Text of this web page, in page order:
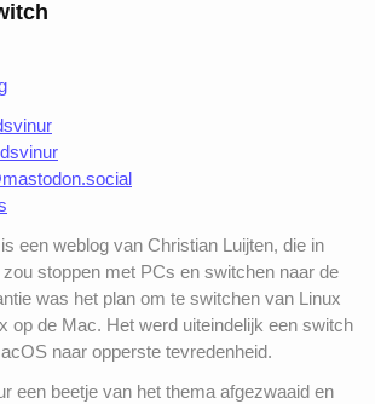
is een weblog van Christian Luijten, die in
zou stoppen met PCs en switchen naar de
was het plan om te switchen van Linux
op de Mac. Het werd uiteindelijk een switch
naar opperste tevredenheid.
een beetje van het thema afgezwaaid en